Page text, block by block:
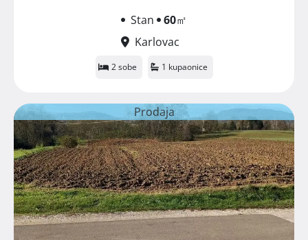
Stan 60㎡
Karlovac
2 sobe 1 kupaonice
Prodaja